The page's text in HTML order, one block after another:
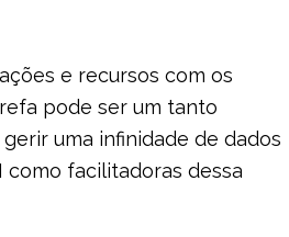
e recursos com os
pode ser um tanto
uma infinidade de dados
como facilitadoras dessa